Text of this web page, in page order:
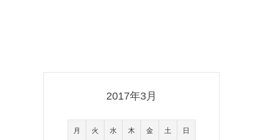
2017年3月
月 火 水 木 金 土 日